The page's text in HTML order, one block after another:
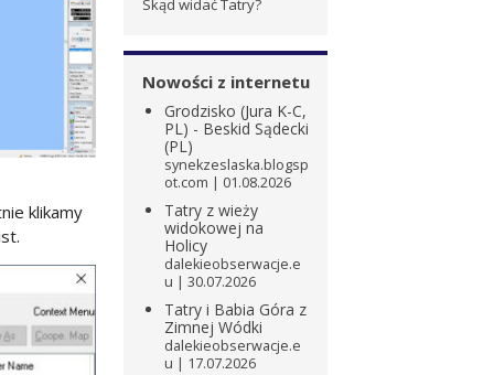
klikamy
Nowości z internetu
Grodzisko (Jura K-C,
PL) - Beskid Sądecki
(PL)
synekzeslaska.blogsp
ot.com
01.08.2026
Tatry z wieży
widokowej na
Holicy
dalekieobserwacje.e
u
30.07.2026
Tatry i Babia Góra z
Zimnej Wódki
dalekieobserwacje.e
u
17.07.2026